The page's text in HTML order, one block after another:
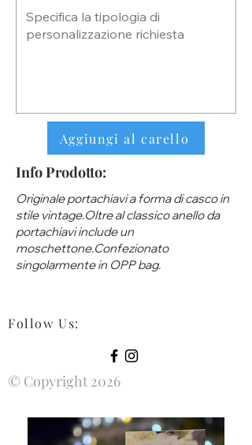
Aggiungi al carello
Info Prodotto:
Originale portachiavi a forma di casco in
stile vintage.Oltre al classico anello da
portachiavi include un
moschettone.Confezionato
singolarmente in OPP bag.
Follow Us:
© Copyright 2026